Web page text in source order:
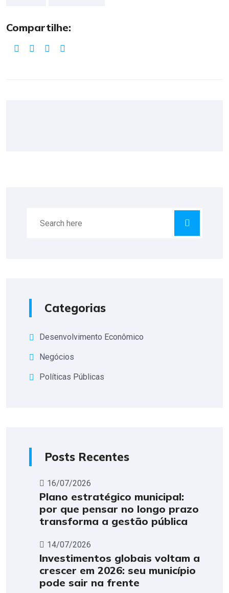
Compartilhe:
Categorias
Desenvolvimento Econômico
Negócios
Políticas Públicas
Posts Recentes
16/07/2026
Plano estratégico municipal:
por que pensar no longo prazo
transforma a gestão pública
14/07/2026
Investimentos globais voltam a
crescer em 2026: seu município
pode sair na frente